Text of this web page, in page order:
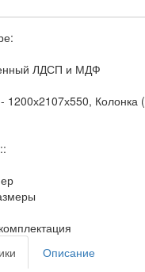
ЛДСП и МДФ
1200х2107х550, Колонка (
Описание